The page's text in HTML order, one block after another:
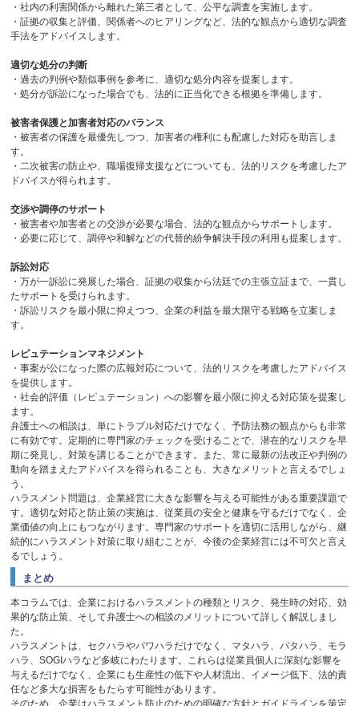
・社内の利害関係から離れた第三者として、公平な調査を実施します。
・証拠の収集と評価、関係者へのヒアリングなど、法的な観点から適切な調査
手法をアドバイスします。
適切な処分の判断
・過去の判例や類似事例を参考に、適切な処分内容を提案します。
・処分が訴訟になった場合でも、法的に正当化できる根拠を準備します。
被害者保護と加害者対応のバランス
・被害者の保護を最優先しつつ、加害者の権利にも配慮した対応を助言しま
す。
・二次被害の防止や、職場復帰支援などについても、法的リスクを考慮したア
ドバイスが得られます。
交渉や調停のサポート
・被害者や加害者との交渉が必要な場合、法的な観点からサポートします。
・必要に応じて、調停や和解などの代替的紛争解決手段の利用も提案します。
訴訟対応
・万が一訴訟に発展した場合、証拠の収集から法廷での主張立証まで、一貫し
たサポートを受けられます。
・訴訟リスクを最小限に抑えつつ、企業の利益を最大限守る戦略を立案しま
す。
レピュテーションマネジメント
・事案が公になった際の広報対応について、法的リスクを考慮したアドバイス
を提供します。
・社会的評価（レピュテーション）への影響を最小限に抑える対応策を提案し
ます。
弁護士への相談は、単にトラブル対応だけでなく、予防法務の観点からも非常
に有効です。定期的に専門家のチェックを受けることで、潜在的なリスクを早
期に発見し、対策を講じることができます。また、常に最新の法改正や判例の
動向を踏まえたアドバイスを得られることも、大きなメリットと言えるでしょ
う。
ハラスメント問題は、企業経営に大きな影響を与える可能性がある重要課題で
す。適切な対応と防止策の実施は、従業員の安全と健康を守るだけでなく、企
業価値の向上にもつながります。専門家のサポートを適切に活用しながら、継
続的にハラスメント対策に取り組むことが、今後の企業経営には不可欠と言え
るでしょう。
まとめ
本コラムでは、企業におけるハラスメントの種類とリスク、発生時の対応、効
果的な防止策、そして弁護士への相談のメリットについて詳しく解説しまし
た。
ハラスメントは、セクハラやパワハラだけでなく、マタハラ、パタハラ、モラ
ハラ、SOGIハラなど多岐にわたります。これらは従業員個人に深刻な影響を
与えるだけでなく、企業にも生産性の低下や人材流出、イメージ低下、法的責
任など多大な損害をもたらす可能性があります。
そのため、企業はハラスメント防止のための明確な方針とガイドラインを策定